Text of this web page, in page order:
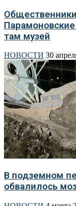
там музей
НОВОСТИ 30
В подземном
обвалилось